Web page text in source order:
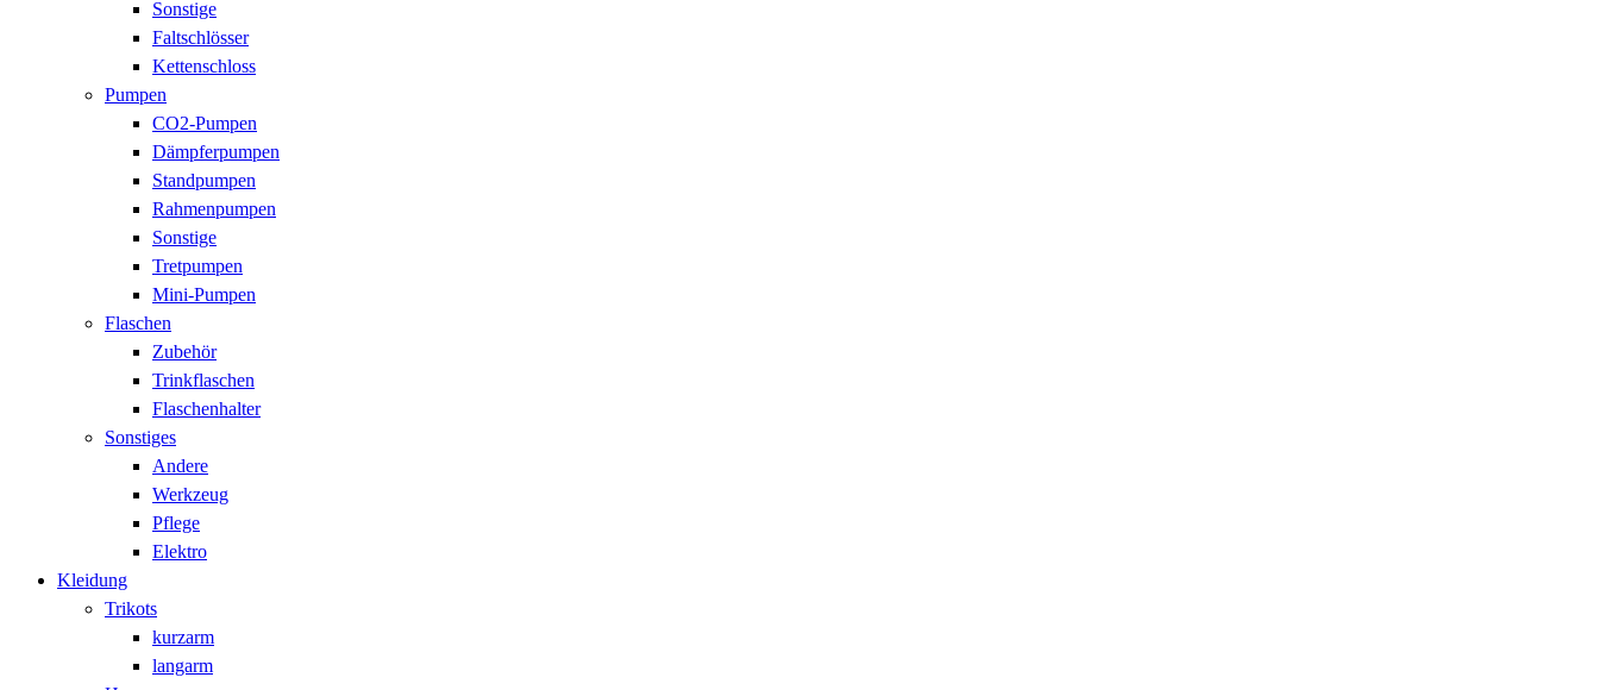
Sonstige
Faltschlösser
Kettenschloss
Pumpen
CO2-Pumpen
Dämpferpumpen
Standpumpen
Rahmenpumpen
Sonstige
Tretpumpen
Mini-Pumpen
Flaschen
Zubehör
Trinkflaschen
Flaschenhalter
Sonstiges
Andere
Werkzeug
Pflege
Elektro
Kleidung
Trikots
kurzarm
langarm